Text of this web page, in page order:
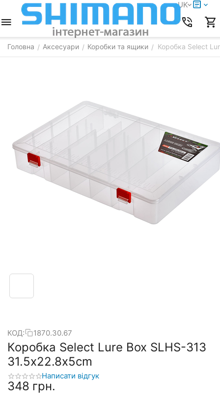
UK
Головна / Аксесуари / Коробки та ящики / Коробка Select
КОД: 1870.30.67
Коробка Select Lure Box SLHS-313
31.5х22.8х5cm
Написати відгук
‍348‍ грн.